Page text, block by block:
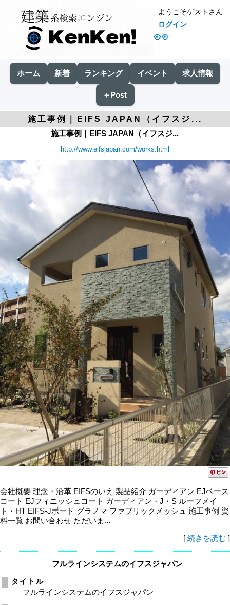
👀
ようこそゲストさん
ログイン
ホーム 新着 ランキング イベント 求人情報
＋Post
施工事例｜EIFS JAPAN（イフスジ...
施工事例｜EIFS JAPAN（イフスジ...
http://www.eifsjapan.com/works.html
会社概要 理念・沿革 EIFSのいえ 製品紹介 ガーディアン EJベース
コート EJフィニッシュコート ガーディアン・J・S ルーフメイ
ト・HT EIFS-Jボード グラノマ ファブリックメッシュ 施工事例 資
料一覧 お問い合わせ ただいま...
[ 続きを読む ]
フルラインシステムのイフスジャパン
タイトル
フルラインシステムのイフスジャパン